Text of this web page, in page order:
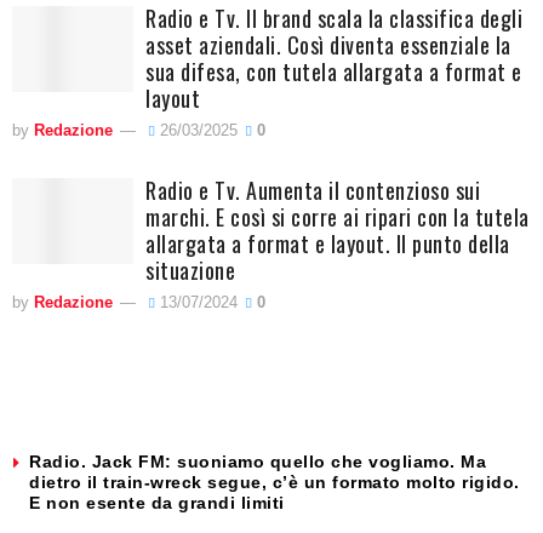
Radio e Tv. Il brand scala la classifica degli
asset aziendali. Così diventa essenziale la
sua difesa, con tutela allargata a format e
layout
by Redazione 26/03/2025 0
Radio e Tv. Aumenta il contenzioso sui
marchi. E così si corre ai ripari con la tutela
allargata a format e layout. Il punto della
situazione
by Redazione 13/07/2024 0
Radio. Jack FM: suoniamo quello che vogliamo. Ma
dietro il train-wreck segue, c’è un formato molto rigido.
E non esente da grandi limiti